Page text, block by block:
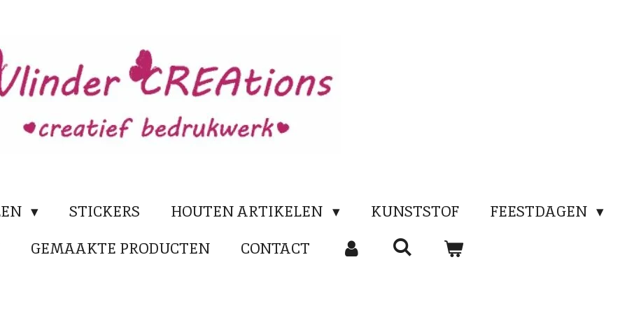
STICKERS HOUTEN ARTIKELEN KUNSTSTOF
FEESTDAGEN
GEMAAKTE PRODUCTEN CONTACT